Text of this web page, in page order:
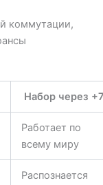
коммутации,
Набор через
Работает по
всему миру
Распознается